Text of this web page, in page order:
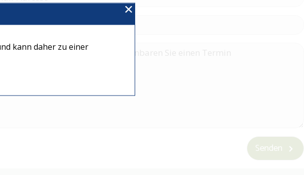
Senden
kann daher zu einer